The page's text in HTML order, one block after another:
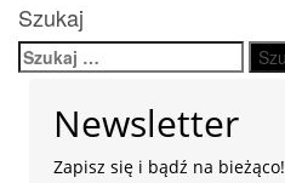
Szukaj
Szukaj:
Newsletter
Zapisz się i bądź na bieżąco!